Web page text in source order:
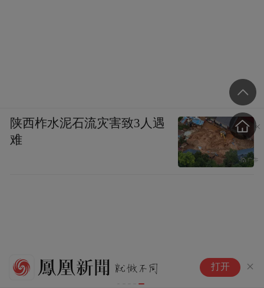
打开
陕西柞水泥石流灾害致3人遇
难